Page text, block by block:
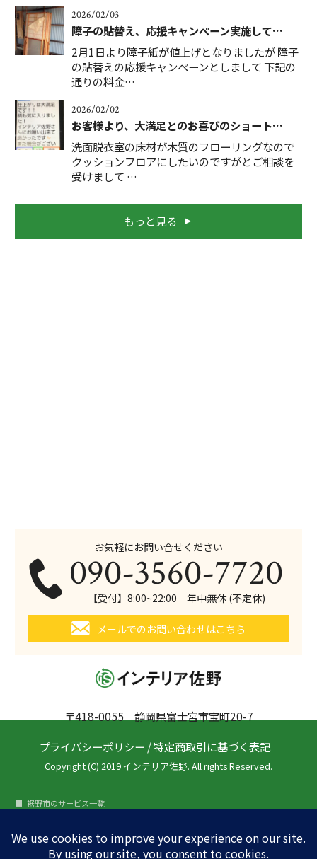
2026/02/03
障子の貼替え、応援キャンペーン実施して…
2月1日より障子紙が値上げとなりましたが 障子
の貼替えの応援キャンペーンとしまして 下記の
通りの料金…
2026/02/02
お客様より、大満足とのお喜びのショート…
洗面脱衣室の床材が木質のフローリングなので
クッションフロアにしたいのですがとご相談を
受けまして …
もっと見る
〒418-0055 静岡県富士宮市宝町20-7
お気軽にお問い合せください
090-3560-7720
【受付】8:00~22:00 年中無休 (不定休)
メールでのお問い合わせはこちら
プライバシーポリシー /特定商取引に基づく表記
Copyright (C) 2019 インテリア佐野. All rights Reserved.
裾野市のサービス一覧
その他の地域のガラスフィルム施工
富士宮市のガラスフィルム施工
富士市のガラスフィルム施工